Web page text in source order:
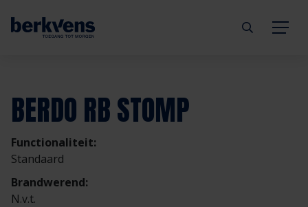
Deuren
Kozijnen
Hang- & sluitwerk
Eengezinswoning
Meergezinswoning
Utiliteitsgebouw
Aannemer
Architect
Projectontwikkelaar
Inbraakwerend
Brandwerend
Geluidwerend
mijndeur.nl
Webshop
Inspiratie
Blog
Organisatie
Duurzaamheid
BERDO RB STOMP
Functionaliteit:
Standaard
Brandwerend:
N.v.t.